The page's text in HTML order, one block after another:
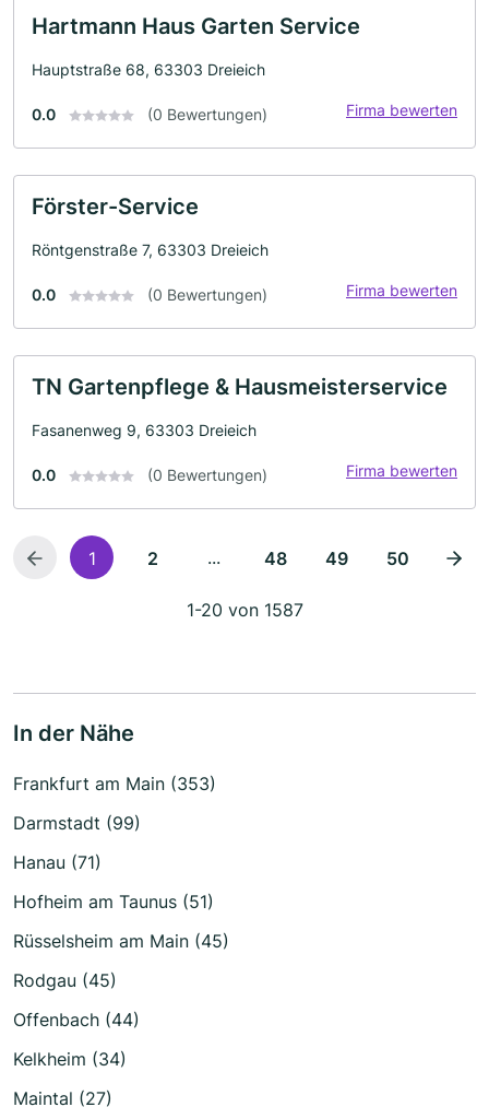
Hartmann Haus Garten Service
Hauptstraße 68, 63303 Dreieich
0.0 (0 Bewertungen) Firma bewerten
Förster-Service
Röntgenstraße 7, 63303 Dreieich
0.0 (0 Bewertungen) Firma bewerten
TN Gartenpflege & Hausmeisterservice
Fasanenweg 9, 63303 Dreieich
0.0 (0 Bewertungen) Firma bewerten
1 2 ... 48 49 50
1-20 von 1587
In der Nähe
Frankfurt am Main (353)
Darmstadt (99)
Hanau (71)
Hofheim am Taunus (51)
Rüsselsheim am Main (45)
Rodgau (45)
Offenbach (44)
Kelkheim (34)
Maintal (27)